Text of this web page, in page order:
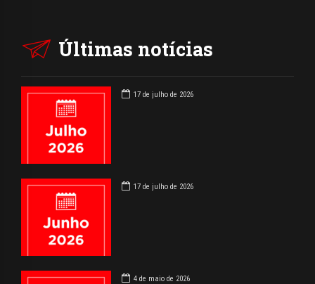
Últimas notícias
17 de julho de 2026
17 de julho de 2026
4 de maio de 2026